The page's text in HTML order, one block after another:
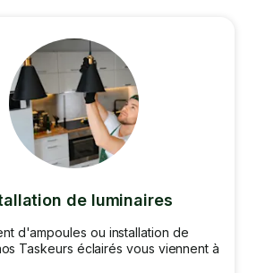
de luminaires
d'ampoules ou installation de
Taskeurs éclairés vous viennent à